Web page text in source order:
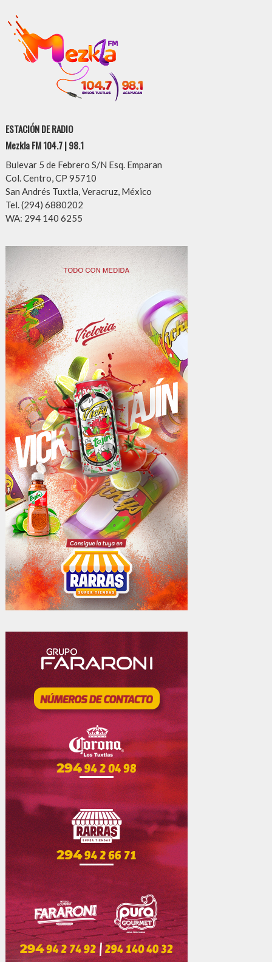
ESTACIÓN DE RADIO
Mezkla FM 104.7 | 98.1
Bulevar 5 de Febrero S/N Esq. Emparan
Col. Centro, CP 95710
San Andrés Tuxtla, Veracruz, México
Tel. (294) 6880202
WA: 294 140 6255